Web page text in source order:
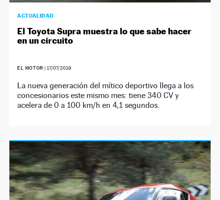
ACTUALIDAD
El Toyota Supra muestra lo que sabe hacer
en un circuito
EL MOTOR | 17/07/2019
La nueva generación del mítico deportivo llega a los
concesionarios este mismo mes: tiene 340 CV y
acelera de 0 a 100 km/h en 4,1 segundos.